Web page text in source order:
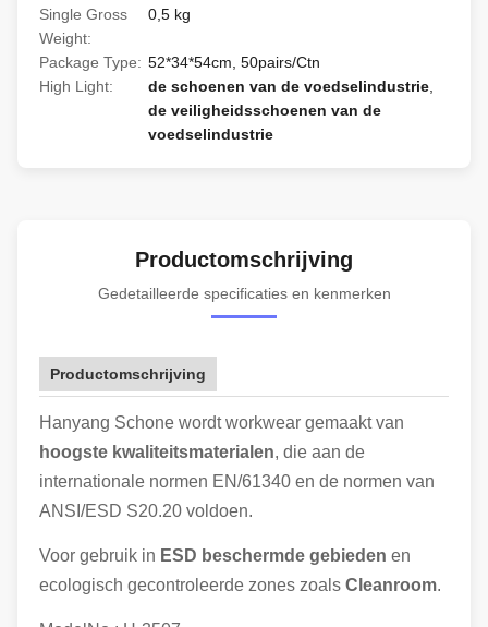
Single Gross
Weight:
0,5 kg
Package Type: 52*34*54cm, 50pairs/Ctn
High Light:
de schoenen van de voedselindustrie
de veiligheidsschoenen van de
voedselindustrie
Productomschrijving
Gedetailleerde specificaties en kenmerken
Productomschrijving
Hanyang Schone wordt workwear gemaakt van
hoogste kwaliteitsmaterialen, die aan de
internationale normen EN/61340 en de normen van
ANSI/ESD S20.20 voldoen.
Voor gebruik in ESD beschermde gebieden en
ecologisch gecontroleerde zones zoals Cleanroom.